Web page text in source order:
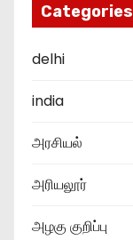
Categories
delhi
india
அரசியல்
அரியலூர்
அழகு குறிப்பு